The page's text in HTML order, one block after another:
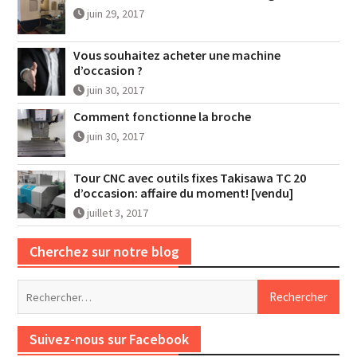
juin 29, 2017
Vous souhaitez acheter une machine
d’occasion ?
juin 30, 2017
Comment fonctionne la broche
juin 30, 2017
Tour CNC avec outils fixes Takisawa TC 20
d’occasion: affaire du moment! [vendu]
juillet 3, 2017
Cherchez sur notre blog
Suivez-nous sur Facebook